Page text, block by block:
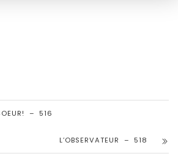
– 516
L’OBSERVATEUR – 518